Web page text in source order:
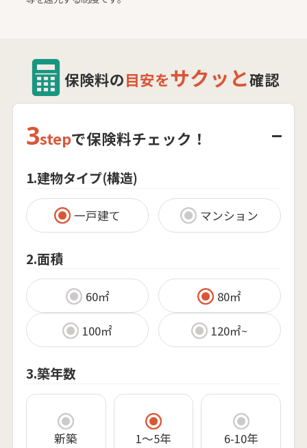
保険料の目安をサクッと確認
3stepで保険料チェック！
1.建物タイプ(構造)
一戸建て マンション
2.面積
60㎡ 80㎡
100㎡ 120㎡~
3.築年数
新築 1～5年 6-10年